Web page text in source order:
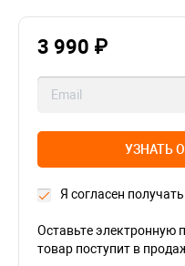
3 990 ₽
УЗНАТЬ
Я согласен
Оставьте электронную
товар поступит в